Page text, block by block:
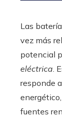
Las
vez más
potencial
eléctrica.
responde
fuentes